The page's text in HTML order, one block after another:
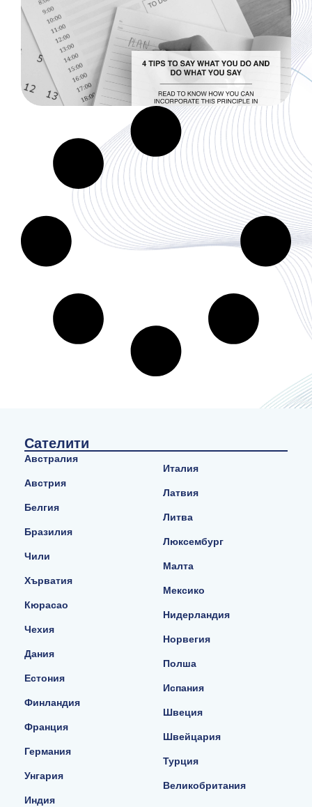
Сателити
Австралия
Австрия
Белгия
Бразилия
Чили
Хърватия
Кюрасао
Чехия
Дания
Естония
Финландия
Франция
Германия
Унгария
Индия
Италия
Латвия
Литва
Люксембург
Малта
Мексико
Нидерландия
Норвегия
Полша
Испания
Швеция
Швейцария
Турция
Великобритания